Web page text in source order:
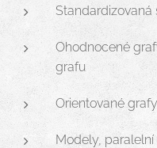
Ohodnocené
grafu
Orientované
Modely,